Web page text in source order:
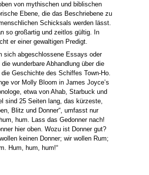
von mythischen und biblischen
Ebene, die das Beschriebene zu
Schicksals werden lässt.
so großartig und zeitlos gültig. In
er einer gewaltigen Predigt.
sich abgeschlossene Essays oder
wunderbare Abhandlung über die
Geschichte des Schiffes Town-Ho.
vor Molly Bloom in James Joyce’s
etwa von Ahab, Starbuck und
sind 25 Seiten lang, das kürzeste,
Blitz und Donner“, umfasst nur
hum. Lass das Gedonner nach!
hier oben. Wozu ist Donner gut?
keinen Donner; wir wollen Rum;
Hum, hum, hum!“